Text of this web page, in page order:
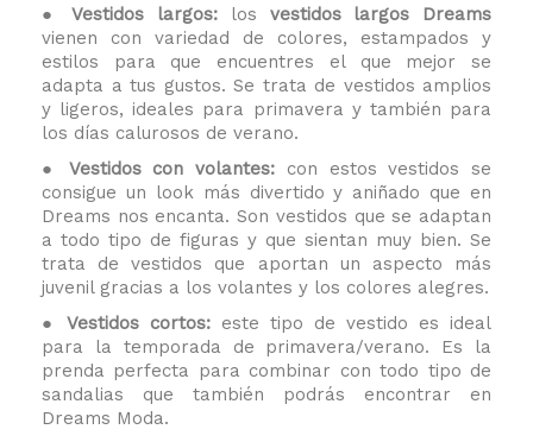
●Vestidos largos: los vestidos largos Dreams
vienen con variedad de colores, estampados y
estilos para que encuentres el que mejor se
adapta a tus gustos. Se trata de vestidos amplios
y ligeros, ideales para primavera y también para
los días calurosos de verano.
● Vestidos con volantes: con estos vestidos
se
consigue un look más divertido y aniñado que en
Dreams nos encanta. Son vestidos que se adaptan
a todo tipo de figuras y que sientan muy bien. Se
trata de vestidos que aportan un aspecto más
juvenil gracias a los volantes y los colores alegres.
● Vestidos cortos: este tipo de vestido es ideal
para la temporada de primavera/verano. Es la
prenda perfecta para combinar con todo tipo de
sandalias que también podrás encontrar en
Dreams Moda.